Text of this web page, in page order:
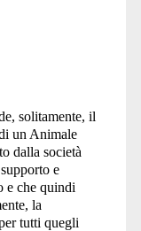
solitamente, il
un Animale
dalla società
e
e che quindi
la
tutti quegli